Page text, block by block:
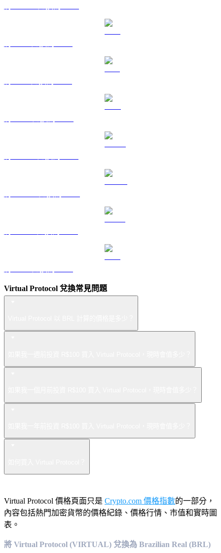
Virtual Protocol 兌換常見問題
Virtual Protocol 價格頁面只是 Crypto.com 價格指數的一部分，
內容包括熱門加密貨幣的價格紀錄、價格行情、市值和實時圖
表。
將 Virtual Protocol (VIRTUAL) 兌換為 Brazilian Real (BRL)